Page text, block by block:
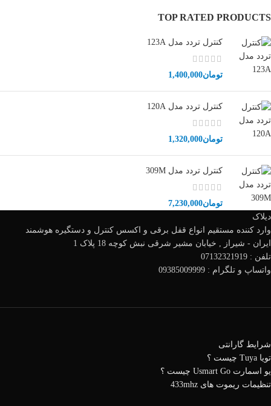
TOP RATED PRODUCTS
کنترل تردد مدل 123A
تومان1,400,000
کنترل تردد مدل 120A
تومان1,320,000
کنترل تردد مدل 309M
تومان7,230,000
دیلاک
وارد کننده مستقیم انواع قفل برقی و اکسس کنترل و دستگیره هوشمند
ایران - شیراز , خیابان مشیر شرقی نبش کوچه 18 پلاک 1
تلفن : 07132321919
واتساپ و تلگرام : 09385009999
شرایط گارانتی
تویا Tuya چیست ؟
یو اسمارت Usmart Go چیست ؟
تنظیمات ریموت های 433mhz